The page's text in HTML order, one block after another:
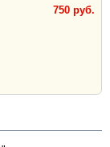
750 руб.